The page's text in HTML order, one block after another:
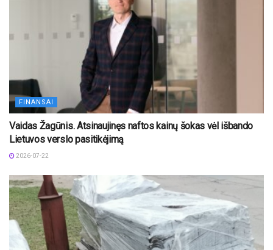
FINANSAI
Vaidas Žagūnis. Atsinaujinęs naftos kainų šokas vėl išbando
Lietuvos verslo pasitikėjimą
2026-07-22